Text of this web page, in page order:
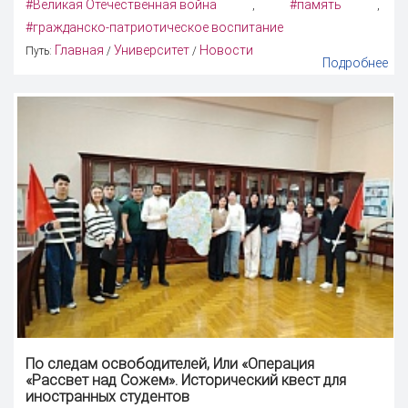
#Великая Отечественная война ,#память ,
#гражданско-патриотическое воспитание
Путь: Главная / Университет / Новости
Подробнее
По следам освободителей, Или «Операция
«Рассвет над Сожем». Исторический квест для
иностранных студентов